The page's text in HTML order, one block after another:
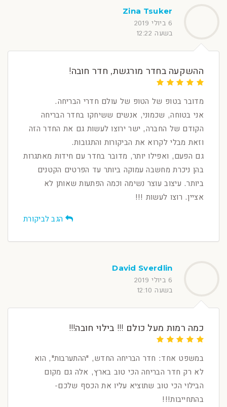
Zina Tsuker
6 ביולי 2019
בשעה 12:22
ההשקעה בחדר מורגשת, חדר חובה!
מדובר בטופ של הטופ של עולם חדרי הבריחה.
אני בטוחה, שכמוני, אנשים ששיחקו בחדר הבריחה
הקודם של החברה, ישר ירוצו לעשות גם את החדר הזה
וזאת מבלי לקרוא את הביקורות והתגובות.
גם הפעם, ואפילו יותר, מדובר בחדר עם חידות מאתגרות
בהן ניכרת מחשבה עמוקה ביותר עד הפרטים הקטנים
ביותר. עיצוב עוצר נשימה וכמה הפתעות שאותן לא
אציין. רוצו לעשות !!!
הגב לביקורת
David Sverdlin
6 ביולי 2019
בשעה 12:10
כמה רמות מעל כולם !!! בילוי חובה!!!
במשפט אחד: חדר הבריחה החדש, "ההתערבות", הוא
לא רק חדר הבריחה הכי טוב בארץ, אלה גם מקום
הבילוי הכי טוב שתוציא עליו את הכסף שלכם-
בהתחייבות!!!